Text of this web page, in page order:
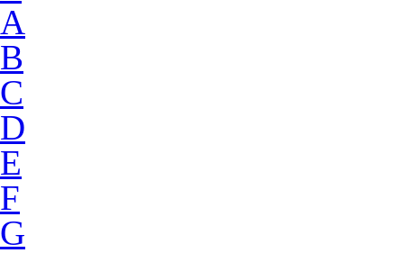
A
B
C
D
E
F
G